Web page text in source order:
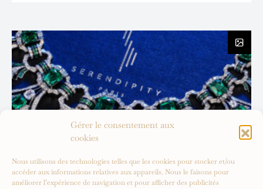
Gérer le consentement aux
cookies
Nous utilisons des technologies telles que les cookies pour stocker et/ou
accéder aux informations relatives aux appareils. Nous le faisons pour
améliorer l’expérience de navigation et pour afficher des publicités